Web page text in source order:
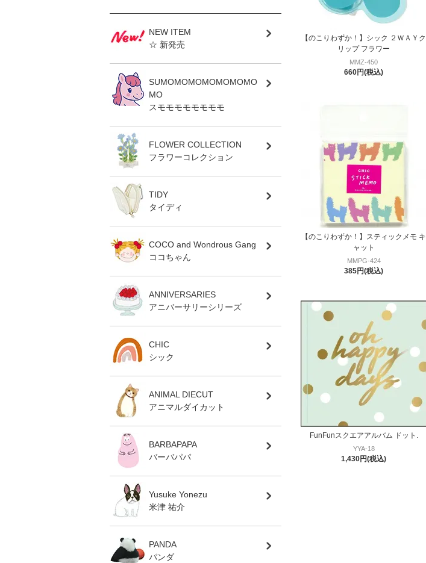
【のこりわずか！】シック ２ＷＡＹク
リップ フラワー
MMZ-450
660円(税込)
【のこりわずか！】スティックメモ キ
ャット
MMPG-424
385円(税込)
FunFunスクエアアルバム ドット.
YYA-18
1,430円(税込)
NEW ITEM
☆ 新発売
SUMOMOMOMOMOMOMO
MO
スモモモモモモモモ
FLOWER COLLECTION
フラワーコレクション
TIDY
タイディ
COCO and Wondrous Gang
ココちゃん
ANNIVERSARIES
アニバーサリーシリーズ
CHIC
シック
ANIMAL DIECUT
アニマルダイカット
BARBAPAPA
バーバパパ
Yusuke Yonezu
米津 祐介
PANDA
パンダ